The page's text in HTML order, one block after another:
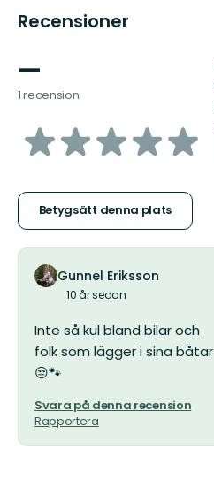
Recensioner
—
1 recension
av
stjärnor
Betygsätt denna plats
Gunnel Eriksson
10 år sedan
Inte så kul bland bilar och
folk som lägger i sina båtar
😒🐾
Svara på denna recension
Rapportera